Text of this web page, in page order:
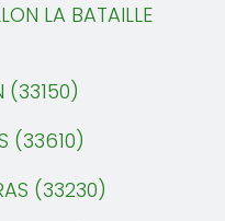
LA BATAILLE
(33610)
(33230)